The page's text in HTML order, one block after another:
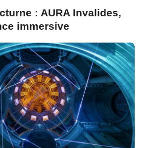
: AURA Invalides,
immersive